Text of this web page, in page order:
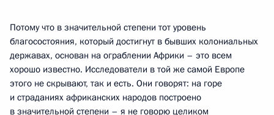
Потому что в значительной степени тот уровень
благосостояния, который достигнут в бывших колониальных
державах, основан на ограблении Африки – это всем
хорошо известно. Исследователи в той же самой Европе
этого не скрывают, так и есть. Они говорят: на горе
и страданиях африканских народов построено
в значительной степени – я не говорю целиком